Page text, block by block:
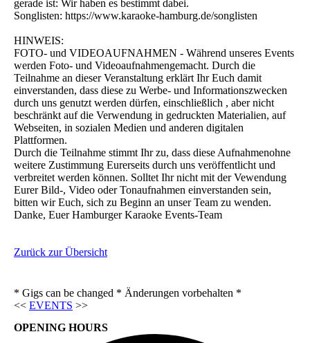
gerade ist: Wir haben es bestimmt dabei.
Songlisten: https://www.karaoke-hamburg.de/songlisten
HINWEIS:
FOTO- und VIDEOAUFNAHMEN - Während unseres Events
werden Foto- und Videoaufnahmengemacht. Durch die
Teilnahme an dieser Veranstaltung erklärt Ihr Euch damit
einverstanden, dass diese zu Werbe- und Informationszwecken
durch uns genutzt werden dürfen, einschließlich , aber nicht
beschränkt auf die Verwendung in gedruckten Materialien, auf
Webseiten, in sozialen Medien und anderen digitalen
Plattformen.
Durch die Teilnahme stimmt Ihr zu, dass diese Aufnahmenohne
weitere Zustimmung Eurerseits durch uns veröffentlicht und
verbreitet werden können. Solltet Ihr nicht mit der Vewendung
Eurer Bild-, Video oder Tonaufnahmen einverstanden sein,
bitten wir Euch, sich zu Beginn an unser Team zu wenden.
Danke, Euer Hamburger Karaoke Events-Team
Zurück zur Übersicht
* Gigs can be changed * Änderungen vorbehalten *
<< EVENTS >>
OPENING HOURS